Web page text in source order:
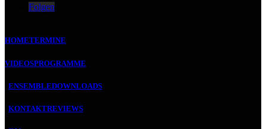
Folgen
HOMETERMINE
VIDEOSPROGRAMME
ENSEMBLEDOWNLOADS
KONTAKTREVIEWS